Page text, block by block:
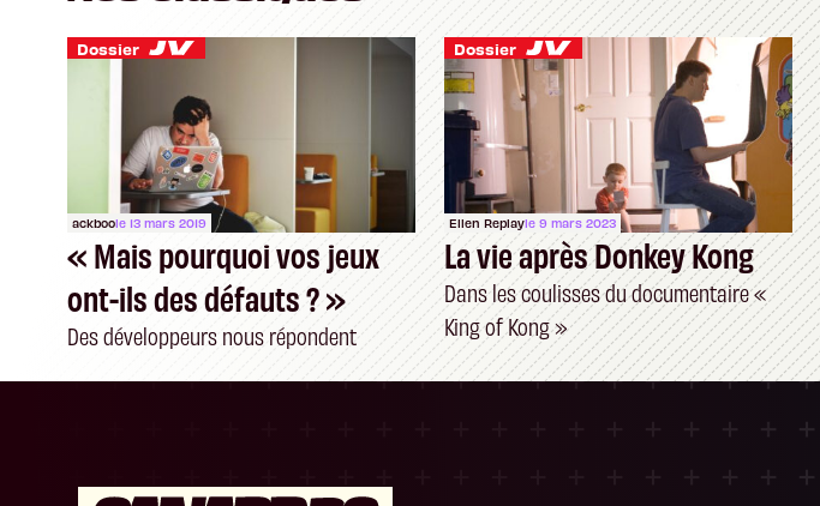
Dossier
ackboole 13 mars 2019
« Mais pourquoi vos jeux
ont-ils des défauts ? »
Des développeurs nous répondent
Dossier
Ellen Replayle 9 mars 2023
La vie après Donkey Kong
Dans les coulisses du documentaire «
King of Kong »